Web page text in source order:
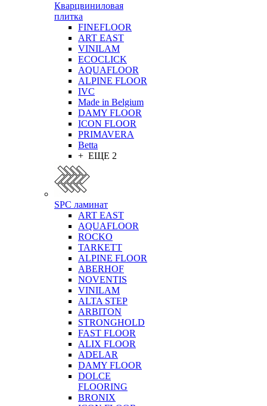
Кварцвиниловая
плитка
FINEFLOOR
ART EAST
VINILAM
ECOCLICK
AQUAFLOOR
ALPINE FLOOR
IVC
Made in Belgium
DAMY FLOOR
ICON FLOOR
PRIMAVERA
Betta
+ ЕЩЕ 2
SPC ламинат
ART EAST
AQUAFLOOR
ROCKO
TARKETT
ALPINE FLOOR
ABERHOF
NOVENTIS
VINILAM
ALTA STEP
ARBITON
STRONGHOLD
FAST FLOOR
ALIX FLOOR
ADELAR
DAMY FLOOR
DOLCE
FLOORING
BRONIX